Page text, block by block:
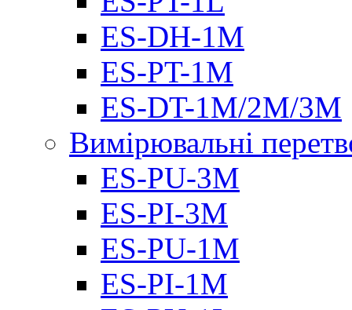
ES-DH-1M
ES-PT-1M
ES-DT-1M/2M/3M
Вимірювальні
ES-PU-3M
ES-PI-3M
ES-PU-1M
ES-PI-1M